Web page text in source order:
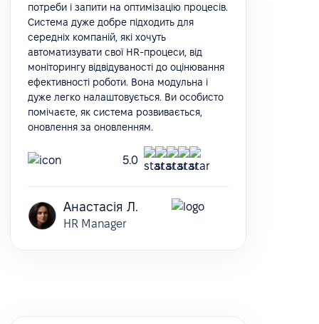
потреби і запити на оптимізацію процесів.
Система дуже добре підходить для
середніх компаній, які хочуть
автоматизувати свої HR-процеси, від
моніторингу відвідуваності до оцінювання
ефективності роботи. Вона модульна і
дуже легко налаштовується. Ви особисто
помічаєте, як система розвивається,
оновлення за оновленням.
5.0
Анастасія Л.
HR Manager